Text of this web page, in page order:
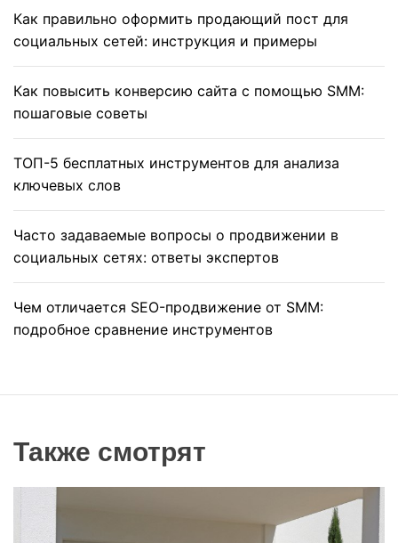
Как правильно оформить продающий пост для
социальных сетей: инструкция и примеры
Как повысить конверсию сайта с помощью SMM:
пошаговые советы
ТОП-5 бесплатных инструментов для анализа
ключевых слов
Часто задаваемые вопросы о продвижении в
социальных сетях: ответы экспертов
Чем отличается SEO-продвижение от SMM:
подробное сравнение инструментов
Также смотрят